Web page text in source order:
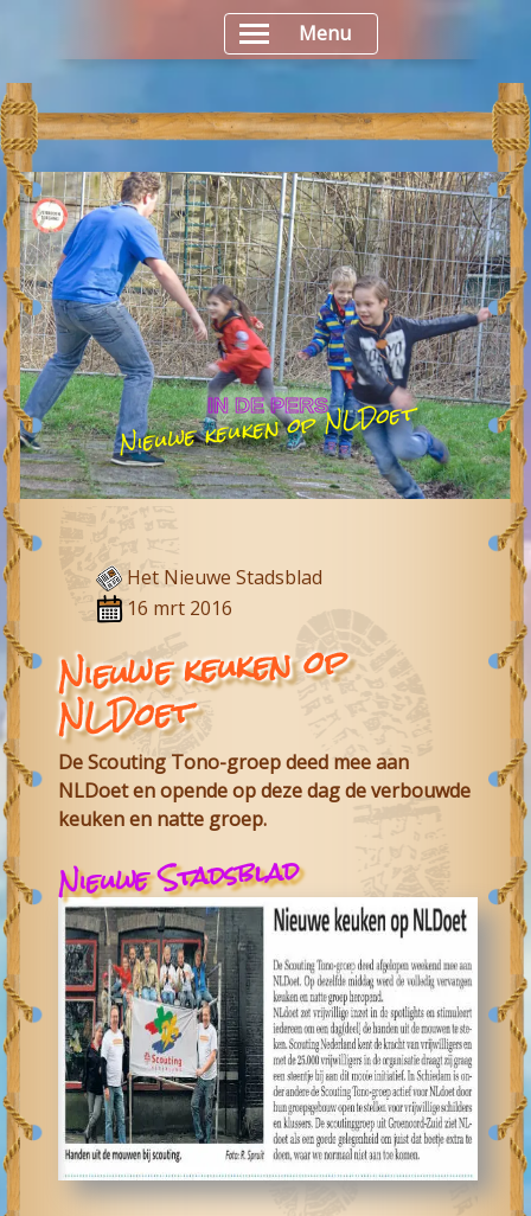
IN DE PERS
Nieuwe keuken op NLDoet
Het Nieuwe Stadsblad
16 mrt 2016
Nieuwe keuken op
NLDoet
De Scouting Tono-groep deed mee aan
NLDoet en opende op deze dag de verbouwde
keuken en natte groep.
Nieuwe Stadsblad
Menu